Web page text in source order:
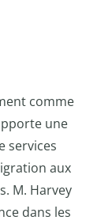
comme
une
services
aux
M. Harvey
dans les